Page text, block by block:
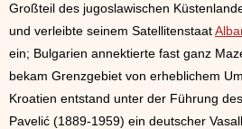
Großteil des jugoslawischen
und verleibte seinem Satellitenstaat
ein; Bulgarien annektierte fast ganz
bekam Grenzgebiet von erheblichem
Kroatien entstand unter der Führung
Pavelić (1889-1959) ein deutscher